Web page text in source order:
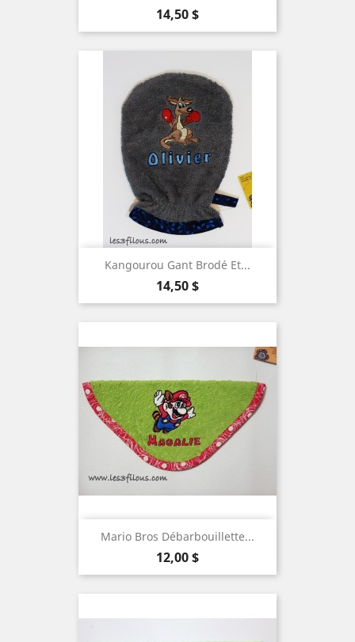
Prix
14,50 $
Kangourou Gant Brodé Et...
Prix
14,50 $
Mario Bros Débarbouillette...
Prix
12,00 $